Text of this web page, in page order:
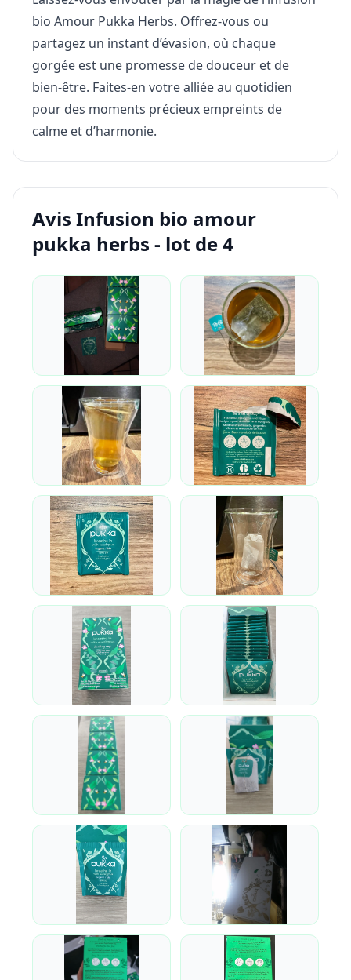
bio Amour Pukka Herbs. Offrez-vous ou
partagez un instant d’évasion, où chaque
gorgée est une promesse de douceur et de
bien-être. Faites-en votre alliée au quotidien
pour des moments précieux empreints de
calme et d’harmonie.
Avis Infusion bio amour
pukka herbs - lot de 4